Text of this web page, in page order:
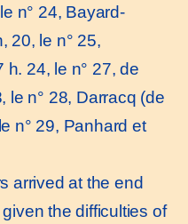
n° 24, Bayard-
20, le n° 25,
h. 24, le n° 27, de
le n° 28, Darracq (de
n° 29, Panhard et
arrived at the end
the difficulties of